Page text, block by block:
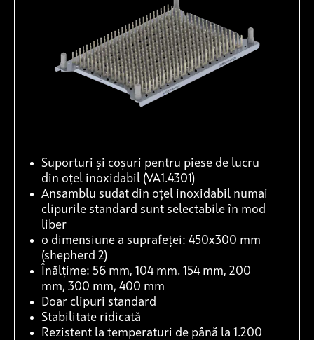
Suporturi și coșuri pentru piese de lucru
din oțel inoxidabil (VA1.4301)
Ansamblu sudat din oțel inoxidabil numai
clipurile standard sunt selectabile în mod
liber
o dimensiune a suprafeței: 450x300 mm
(shepherd 2)
Înălțime: 56 mm, 104 mm. 154 mm, 200
mm, 300 mm, 400 mm
Doar clipuri standard
Stabilitate ridicată
Rezistent la temperaturi de până la 1.200